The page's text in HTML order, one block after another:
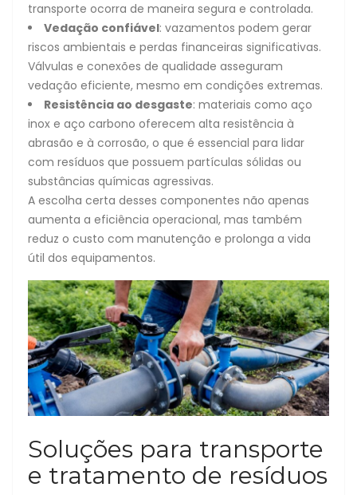
transporte ocorra de maneira segura e controlada.
Vedação confiável: vazamentos podem gerar
riscos ambientais e perdas financeiras significativas.
Válvulas e conexões de qualidade asseguram
vedação eficiente, mesmo em condições extremas.
Resistência ao desgaste: materiais como aço
inox e aço carbono oferecem alta resistência à
abrasão e à corrosão, o que é essencial para lidar
com resíduos que possuem partículas sólidas ou
substâncias químicas agressivas.
A escolha certa desses componentes não apenas
aumenta a eficiência operacional, mas também
reduz o custo com manutenção e prolonga a vida
útil dos equipamentos.
Soluções para transporte
e tratamento de resíduos